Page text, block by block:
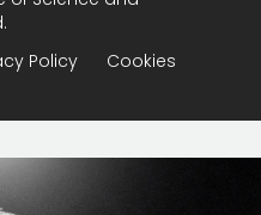
Policy Cookies